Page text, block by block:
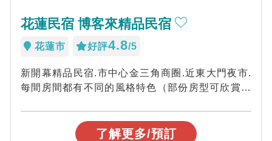
花蓮民宿 博客來精品民宿
花蓮市 好評4.8/5
新開幕精品民宿.市中心金三角商圈.近東大門夜市.
每間房間都有不同的風格特色（部份房型可欣賞海
了解更多/預訂